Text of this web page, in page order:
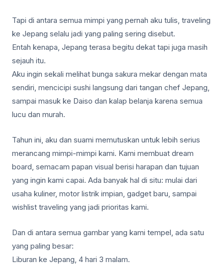
Tapi di antara semua mimpi yang pernah aku tulis, traveling
ke Jepang selalu jadi yang paling sering disebut.
Entah kenapa, Jepang terasa begitu dekat tapi juga masih
sejauh itu.
Aku ingin sekali melihat bunga sakura mekar dengan mata
sendiri, mencicipi sushi langsung dari tangan chef Jepang,
sampai masuk ke Daiso dan kalap belanja karena semua
lucu dan murah.
Tahun ini, aku dan suami memutuskan untuk lebih serius
merancang mimpi-mimpi kami. Kami membuat dream
board, semacam papan visual berisi harapan dan tujuan
yang ingin kami capai. Ada banyak hal di situ: mulai dari
usaha kuliner, motor listrik impian, gadget baru, sampai
wishlist traveling yang jadi prioritas kami.
Dan di antara semua gambar yang kami tempel, ada satu
yang paling besar:
Liburan ke Jepang, 4 hari 3 malam.